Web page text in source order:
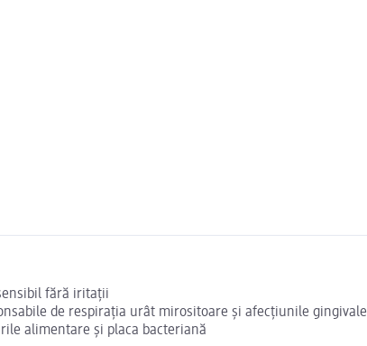
fără iritații
de respirația urât mirositoare și afecțiunile gingivale
alimentare și placa bacteriană